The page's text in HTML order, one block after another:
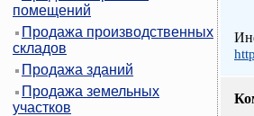
помещений
Продажа производственных
складов
Продажа зданий
Продажа земельных
участков